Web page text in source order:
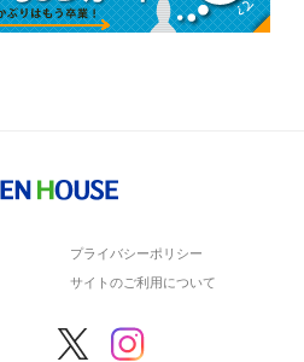
プライバシーポリシー
サイトのご利用について